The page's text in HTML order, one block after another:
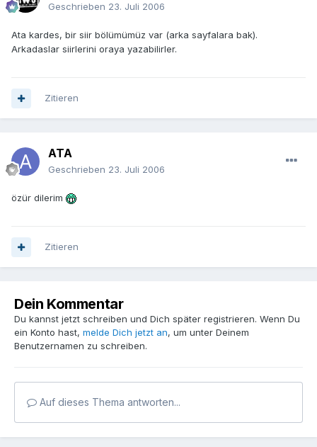
Geschrieben 23. Juli 2006
Ata kardes, bir siir bölümümüz var (arka sayfalara bak).
Arkadaslar siirlerini oraya yazabilirler.
Zitieren
ATA
Geschrieben 23. Juli 2006
özür dilerim
Zitieren
Dein Kommentar
Du kannst jetzt schreiben und Dich später registrieren. Wenn Du
ein Konto hast, melde Dich jetzt an, um unter Deinem
Benutzernamen zu schreiben.
Auf dieses Thema antworten...